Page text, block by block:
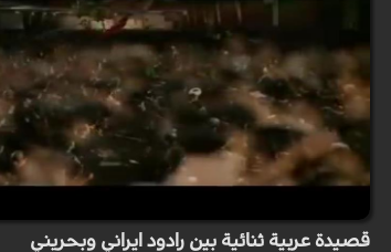
قصيدة عربية ثنائية بين رادود ايراني وبحريني